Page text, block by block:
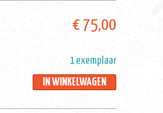
€ 75,00
1 exemplaar
IN WINKELWAGEN